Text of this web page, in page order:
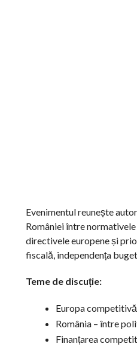
Evenimentul reunește
României între
directivele europene și
fiscală, independența
Teme de discuție:
Europa
România – între
Finanțarea